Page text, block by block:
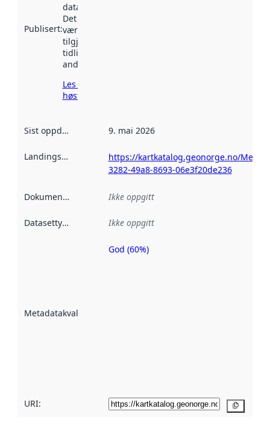
Publisert:
data.norge.no.
Det kan ha
vært
tilgjengelig
tidligere
andre steder.
Les mer om
høsting her
Sist oppdatert 9. mai 2026
Landingsside
https://kartkatalog.geonorge.no/
3282-49a8-8693-06e3f20de236
Dokumentasjon Ikke oppgitt
Datasettype Ikke oppgitt
Metadatakvalitet
Metadatakvalitet
God (60%)
URI: